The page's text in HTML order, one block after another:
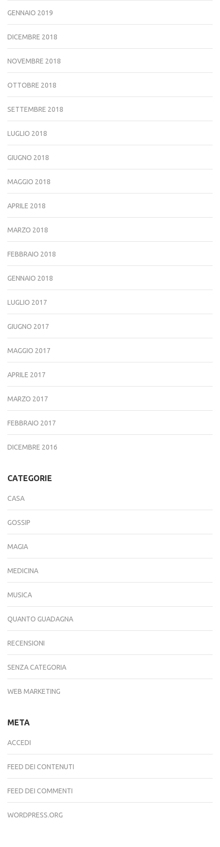
GENNAIO 2019
DICEMBRE 2018
NOVEMBRE 2018
OTTOBRE 2018
SETTEMBRE 2018
LUGLIO 2018
GIUGNO 2018
MAGGIO 2018
APRILE 2018
MARZO 2018
FEBBRAIO 2018
GENNAIO 2018
LUGLIO 2017
GIUGNO 2017
MAGGIO 2017
APRILE 2017
MARZO 2017
FEBBRAIO 2017
DICEMBRE 2016
CATEGORIE
CASA
GOSSIP
MAGIA
MEDICINA
MUSICA
QUANTO GUADAGNA
RECENSIONI
SENZA CATEGORIA
WEB MARKETING
META
ACCEDI
FEED DEI CONTENUTI
FEED DEI COMMENTI
WORDPRESS.ORG